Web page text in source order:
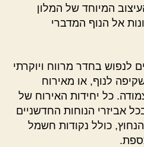
המיוחד של המלון
אל הנוף המדברי
לנפוש בחדר מרווח ויוקרתי
לנוף, או מאירוח
כל יחידות האירוח של
אביזרי הנוחות החדשניים
כולל נקודות חשמל